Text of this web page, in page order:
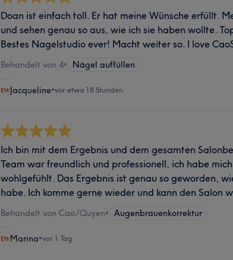
Doan ist einfach toll. Er hat meine Wünsche erfüllt.
und sehen genau so aus, wie ich sie haben wollte.
Bestes Nagelstudio ever! Macht weiter so. I love
Behandelt von 4• Nägel auffüllen
Jacqueline•vor etwa 18 Stunden
Ich bin mit dem Ergebnis und dem gesamten
Team war freundlich und professionell, ich habe
wohlgefühlt. Das Ergebnis ist genau so geworden,
habe. Ich komme gerne wieder und kann den Salon
Behandelt von Cao/Quyen• Augenbrauenkorrektur
Marina•vor 1 Tag